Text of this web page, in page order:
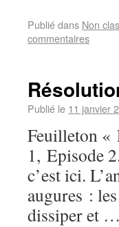
Publié dans Non
commentaires
Publié le 11 janvier
Feuilleton «
1, Episode
c’est ici.
augures :
dissiper et …